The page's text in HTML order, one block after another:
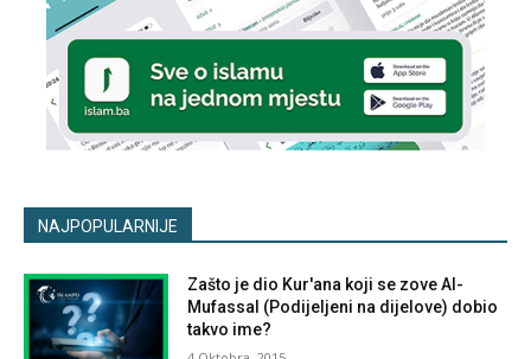
NAJPOPULARNIJE
Zašto je dio Kur'ana koji se zove Al-
Mufassal (Podijeljeni na dijelove) dobio
takvo ime?